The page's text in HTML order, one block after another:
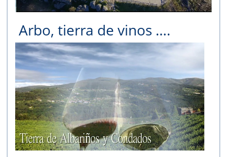
Arbo, tierra de vinos ….